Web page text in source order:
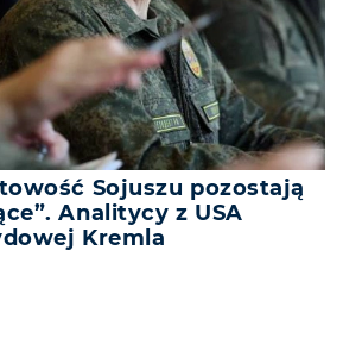
Sojuszu pozostają
Analitycy z USA
Kremla